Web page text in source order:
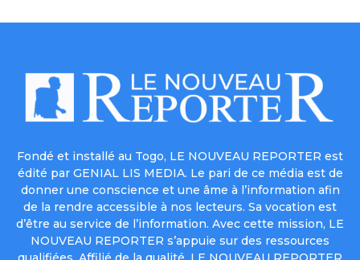
Fondé et installé au Togo, LE NOUVEAU REPORTER est
édité par GENIAL LIS MEDIA. Le pari de ce média est de
donner une conscience et une âme à l’information afin
de la rendre accessible à nos lecteurs. Sa vocation est
d’être au service de l’information. Avec cette mission, LE
NOUVEAU REPORTER s’appuie sur des ressources